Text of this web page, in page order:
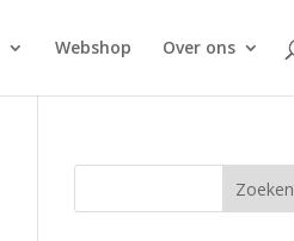
Webshop Over ons
Zoeken